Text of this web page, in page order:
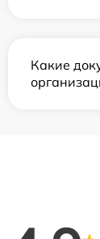
Какие